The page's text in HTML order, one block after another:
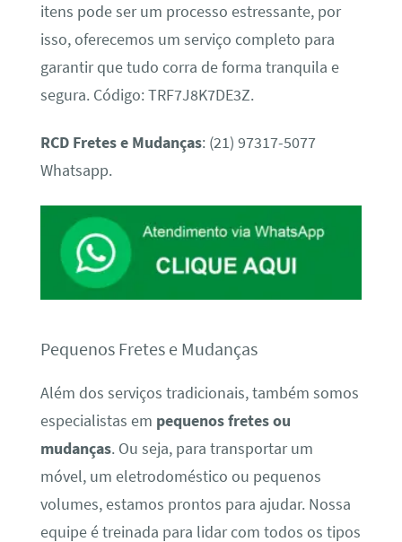
itens pode ser um processo estressante, por
isso, oferecemos um serviço completo para
garantir que tudo corra de forma tranquila e
segura. Código: TRF7J8K7DE3Z.
RCD Fretes e Mudanças: (21) 97317-5077
Whatsapp.
Pequenos Fretes e Mudanças
Além dos serviços tradicionais, também somos
especialistas em pequenos fretes ou
mudanças. Ou seja, para transportar um
móvel, um eletrodoméstico ou pequenos
volumes, estamos prontos para ajudar. Nossa
equipe é treinada para lidar com todos os tipos